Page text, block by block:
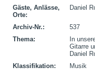
Gäste, Anlässe,
Orte:
Daniel
Archiv-Nr.:
537
Thema:
In
Gitarre
Daniel
Klassifikation:
Musik